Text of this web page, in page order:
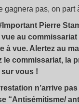
gagnera pas, on part
Pierre
au commissariat
à vue. Alertez au
le commissariat, la
vous !
n’arrive
“Antisémitisme/